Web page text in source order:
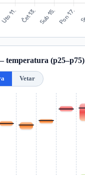
temperatura (p25–p75)
Vetar